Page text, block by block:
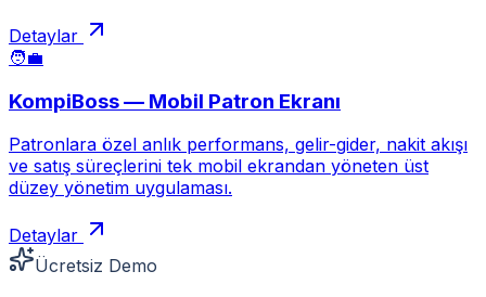
Detaylar
🧑‍💼
KompiBoss — Mobil Patron Ekranı
Patronlara özel anlık performans, gelir-gider, nakit akışı
ve satış süreçlerini tek mobil ekrandan yöneten üst
düzey yönetim uygulaması.
Detaylar
Ücretsiz Demo